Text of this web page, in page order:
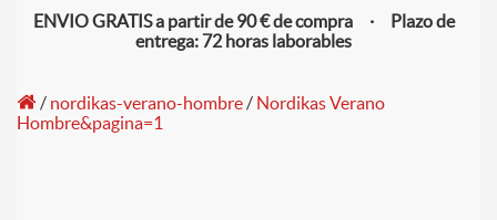
ENVIO GRATIS a partir de 90 € de compra · Plazo de
entrega: 72 horas laborables
/ nordikas-verano-hombre/ Nordikas Verano
Hombre&pagina=1